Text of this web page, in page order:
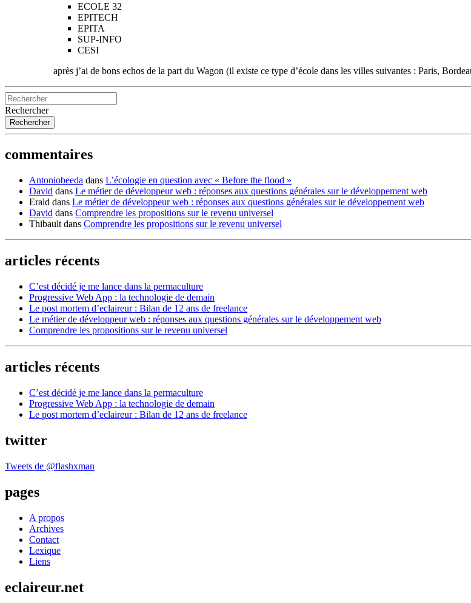
ECOLE 32
EPITECH
EPITA
SUP-INFO
CESI
après j’ai de bons echos de la part du Wagon (il existe ce type d’école dans les villes suivantes : Paris,
Rechercher
commentaires
Antoniobeeda dans L’écologie en question avec « Before the flood »
David dans Le métier de développeur web : réponses aux questions générales sur le développement web
Erald dans Le métier de développeur web : réponses aux questions générales sur le développement web
David dans Comprendre les propositions sur le revenu universel
Thibault dans Comprendre les propositions sur le revenu universel
articles récents
C’est décidé je me lance dans la permaculture
Progressive Web App : la technologie de demain
Le post mortem d’eclaireur : Bilan de 12 ans de freelance
Le métier de développeur web : réponses aux questions générales sur le développement web
Comprendre les propositions sur le revenu universel
articles récents
C’est décidé je me lance dans la permaculture
Progressive Web App : la technologie de demain
Le post mortem d’eclaireur : Bilan de 12 ans de freelance
twitter
Tweets de @flashxman
pages
A propos
Archives
Contact
Lexique
Liens
eclaireur.net